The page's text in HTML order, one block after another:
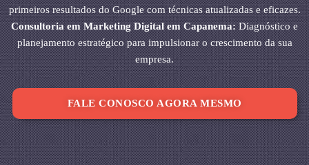
primeiros resultados do Google com técnicas atualizadas e eficazes.
Consultoria em Marketing Digital em Capanema:Diagnóstico e
planejamento estratégico para impulsionar o crescimento da sua
empresa.
FALE CONOSCO AGORA MESMO